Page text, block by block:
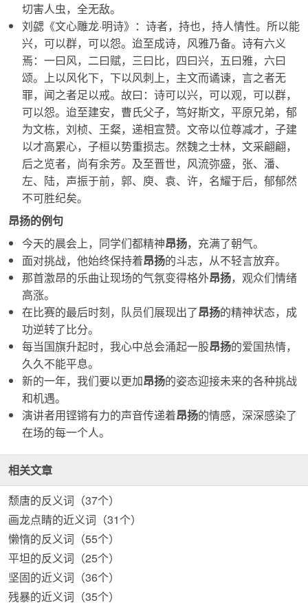
切害人虫，全无敌。
刘勰《文心雕龙·明诗》：诗者，持也，持人情性。所以能
兴，可以群，可以怨。迨至成诗，风雅乃备。诗有六义
焉：一曰风，二曰赋，三曰比，四曰兴，五曰雅，六曰
颂。上以风化下，下以风刺上，主文而谲谏，言之者无
罪，闻之者足以戒。故曰：诗可以兴，可以观，可以群，
可以怨。迨至建安，曹氏父子，笃好斯文，平原兄弟，郁
为文栋，刘桢、王粲，递相宣赞。文帝以位尊减才，子建
以才高累心，子桓以势重损志。然魏之士林，文采翩翩，
后之览者，尚有余芳。及至晋世，风流弥盛，张、潘、
左、陆，声振于前，郭、庾、袁、许，名耀于后，郁郁然
不可胜纪矣。
昂扬的例句
今天的晨会上，同学们都精神昂扬，充满了朝气。
面对挑战，他始终保持着昂扬的斗志，从不轻言放弃。
那首激昂的乐曲让现场的气氛变得格外昂扬，观众们情绪
高涨。
在比赛的最后时刻，队员们展现出了昂扬的精神状态，成
功逆转了比分。
每当国旗升起时，我心中总会涌起一股昂扬的爱国热情，
久久不能平息。
新的一年，我们要以更加昂扬的姿态迎接未来的各种挑战
和机遇。
演讲者用铿锵有力的声音传递着昂扬的情感，深深感染了
在场的每一个人。
相关文章
颓唐的反义词（37个）
画龙点睛的近义词（31个）
懒惰的反义词（55个）
平坦的反义词（25个）
坚固的近义词（36个）
残暴的近义词（35个）